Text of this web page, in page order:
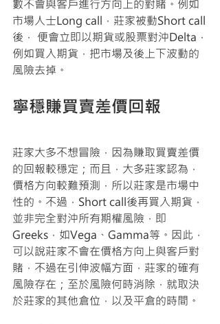
數不會與客戶進行方向上的對賭。例如
市場人士Long call，莊家被動Short call
後， 便會立即以期貨或股票對沖Delta，
例如買入期貨，把市場及後上下波動的
風險去掉。
寧穩賺買賣差價回報
莊家大多不想冒險，因為賺取買賣差價
的回報較穩定；而且，大多莊家認為，
價格方向較難預測，所以莊家是市場中
性的。不過，Short call後再買入期貨，
並非完全對沖所有期權風險，即
Greeks，如Vega、Gamma等。因此，
可以說莊家不會在價格方向上與客戶對
賭，不過在引伸波幅方面，莊家的確有
風險存在；至於風險何時消除，就取決
於莊家的其他倉位，以及平倉的時間。